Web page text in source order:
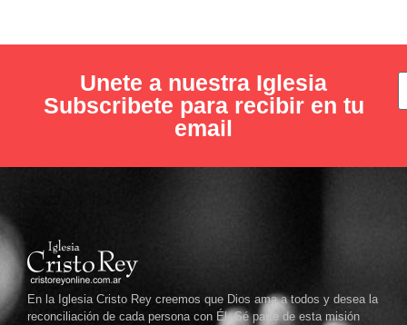
Unete a nuestra Iglesia
Subscribete para recibir en tu
email
En la Iglesia Cristo Rey creemos que Dios ama a todos y desea la
reconciliación de cada persona con Él. Sé parte de esta misión